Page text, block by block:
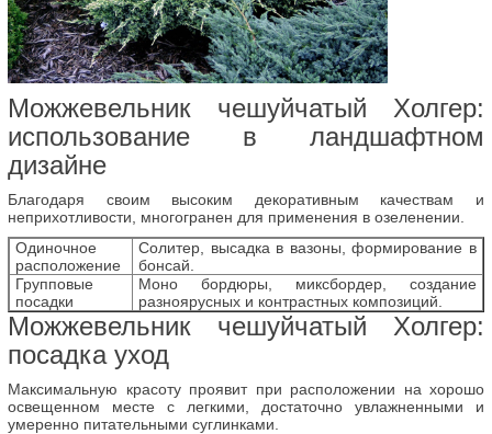
Можжевельник чешуйчатый Холгер:
использование в ландшафтном
дизайне
Благодаря своим высоким декоративным качествам и
неприхотливости, многогранен для применения в озеленении.
Одиночное
расположение
Солитер, высадка в вазоны, формирование в
бонсай.
Групповые
посадки
Моно бордюры, миксбордер, создание
разноярусных и контрастных композиций.
Можжевельник чешуйчатый Холгер:
посадка уход
Максимальную красоту проявит при расположении на хорошо
освещенном месте с легкими, достаточно увлажненными и
умеренно питательными суглинками.